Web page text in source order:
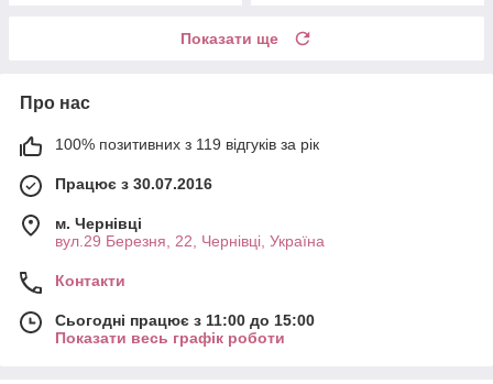
Показати ще
Про нас
100% позитивних з 119 відгуків за рік
Працює з 30.07.2016
м. Чернівці
вул.29 Березня, 22, Чернівці, Україна
Контакти
Сьогодні працює з 11:00 до 15:00
Показати весь графік роботи